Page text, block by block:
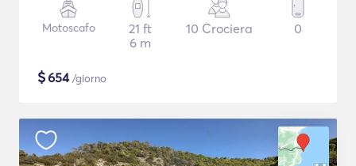
Motoscafo
21 ft
6 m
10 Crociera 0
$654/giorno